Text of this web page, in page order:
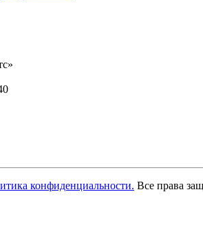
конфиденциальности. Все права